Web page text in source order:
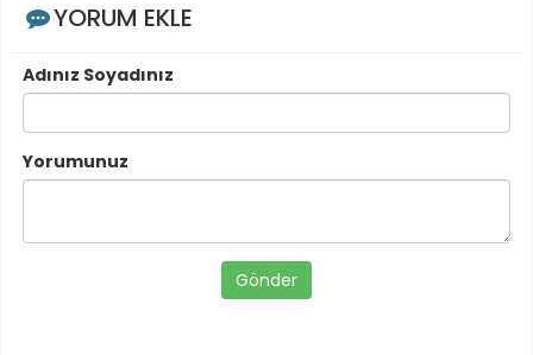
YORUM EKLE
Adınız Soyadınız
Yorumunuz
Gönder